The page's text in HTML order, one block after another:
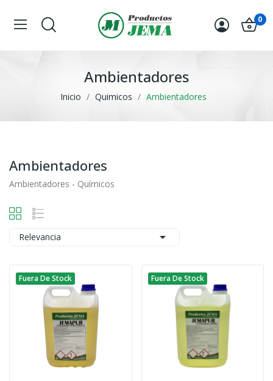
0
Ambientadores
Inicio Quimicos Ambientadores
Ambientadores
Ambientadores - Químicos
Relevancia 
Fuera De Stock Fuera De Stock